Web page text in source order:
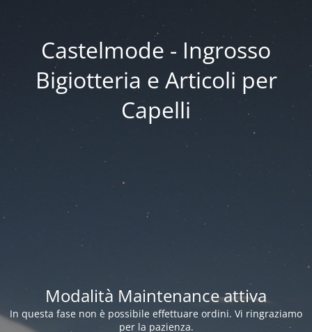
Castelmode - Ingrosso
Bigiotteria e Articoli per
Capelli
Modalità Maintenance attiva
In questa fase non è possibile effettuare ordini. Vi ringraziamo
per la pazienza.